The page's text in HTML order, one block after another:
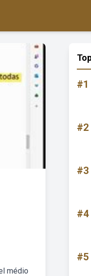
médio
#1
#2
#3
#4
#5